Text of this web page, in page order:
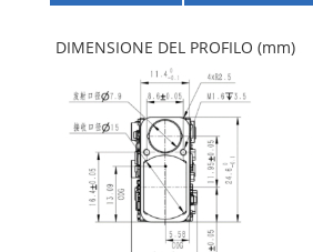
DIMENSIONE DEL PROFILO (mm)